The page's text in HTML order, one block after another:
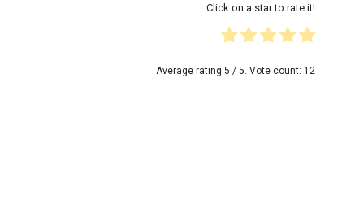
Click on a star to rate it!
Average rating 5 / 5. Vote count: 12